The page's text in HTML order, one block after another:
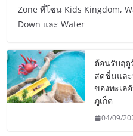
Zone ที่โซน Kids Kingdom,
Down และ Water
ต้อนรับฤดู
สดชื่นแล
ของทะเล
ภูเก็ต
04/09/